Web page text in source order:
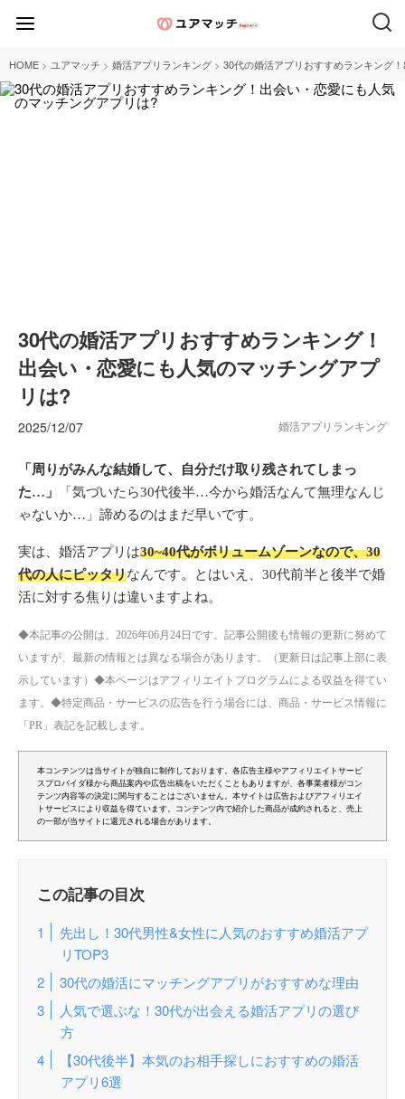
HOME > ユアマッチ > 婚活アプリランキング > 30代の婚活アプリおすすめランキング
30代の婚活アプリおすすめランキング！
出会い・恋愛にも人気のマッチングアプ
リは?
2025/12/07 婚活アプリランキング
「周りがみんな結婚して、自分だけ取り残されてしまっ
た…」
「気づいたら30代後半…今から婚活なんて無理なんじ
ゃないか…」諦めるのはまだ早いです。
実は、婚活アプリは30~40代がボリュームゾーンなので、30
代の人にピッタリなんです。とはいえ、30代前半と後半で婚
活に対する焦りは違いますよね。
◆本記事の公開は、2026年06月24日です。記事公開後も情報の更新に努めて
いますが、最新の情報とは異なる場合があります。（更新日は記事上部に表
示しています）◆本ページはアフィリエイトプログラムによる収益を得てい
ます。◆特定商品・サービスの広告を行う場合には、商品・サービス情報に
「PR」表記を記載します。
本コンテンツは当サイトが独自に制作しております。各広告主様やアフィリエイトサービ
スプロバイダ様から商品案内や広告出稿をいただくこともありますが、各事業者様がコン
テンツ内容等の決定に関与することはございません。本サイトは広告およびアフィリエイ
トサービスにより収益を得ています。コンテンツ内で紹介した商品が成約されると、売上
の一部が当サイトに還元される場合があります。
この記事の目次
先出し！30代男性&女性に人気のおすすめ婚活アプ
リTOP3
30代の婚活にマッチングアプリがおすすめな理由
人気で選ぶな！30代が出会える婚活アプリの選び
方
【30代後半】本気のお相手探しにおすすめの婚活
アプリ6選